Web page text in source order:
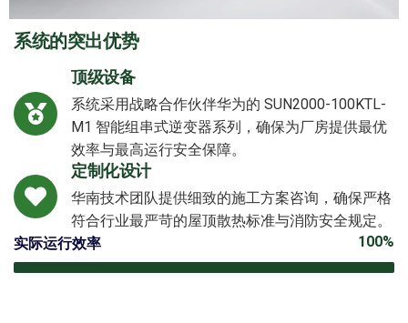
系统的突出优势
顶级设备
系统采用战略合作伙伴华为的 SUN2000-100KTL-
M1 智能组串式逆变器系列，确保为厂房提供最优
效率与最高运行安全保障。
定制化设计
华南技术团队提供细致的施工方案咨询，确保严格
符合行业最严苛的屋顶散热标准与消防安全规定。
实际运行效率
100%